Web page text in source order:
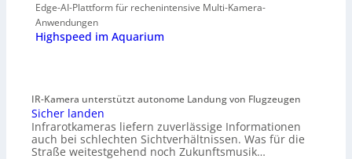
Edge-AI-Plattform für rechenintensive Multi-Kamera-
Anwendungen
Highspeed im Aquarium
IR-Kamera unterstützt autonome Landung von Flugzeugen
Sicher landen
Infrarotkameras liefern zuverlässige Informationen
auch bei schlechten Sichtverhältnissen. Was für die
Straße weitestgehend noch Zukunftsmusik…